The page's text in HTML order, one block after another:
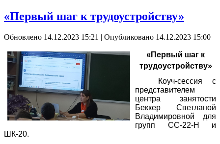
«Первый шаг к трудоустройству»
Обновлено 14.12.2023 15:21 | Опубликовано 14.12.2023 15:00
«Первый шаг к
трудоустройству»
Коуч-сессия с
представителем
центра занятости
Беккер Светланой
Владимировной для
групп СС-22-Н и
ШК-20.